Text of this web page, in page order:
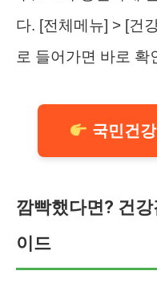
다. [전체메뉴] > [건
로 들어가면 바로 확
국민건
깜빡했다면? 건
이드